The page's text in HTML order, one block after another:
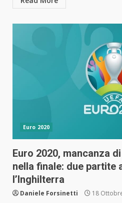
Euro 2020
Euro 2020, mancanza
nella finale: due partite
l’Inghilterra
Daniele Forsinetti 18